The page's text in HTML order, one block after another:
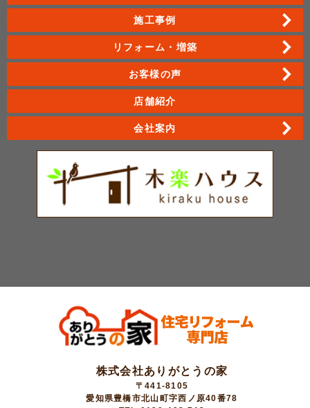
施工事例
リフォーム・増築
お客様の声
店舗紹介
会社案内
株式会社ありがとうの家
〒441-8105
愛知県豊橋市北山町字西ノ原40番78